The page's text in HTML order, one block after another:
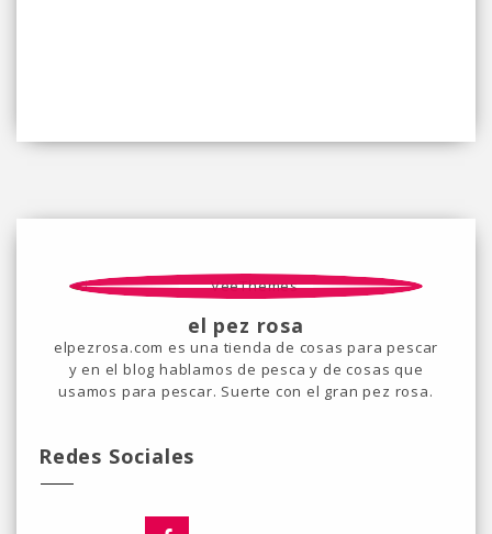
el pez rosa
elpezrosa.com es una tienda de cosas para pescar
y en el blog hablamos de pesca y de cosas que
usamos para pescar. Suerte con el gran pez rosa.
Redes Sociales